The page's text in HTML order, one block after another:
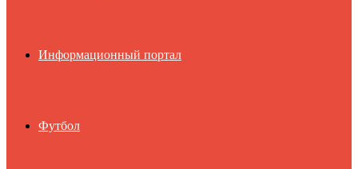
Информационный портал
Футбол